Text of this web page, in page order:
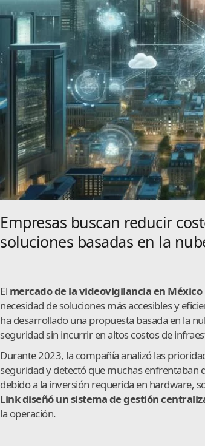
Empresas buscan reducir
soluciones basadas en la
El mercado de la videovigilancia en México
necesidad de soluciones más accesibles y
ha desarrollado una propuesta basada en la
seguridad sin incurrir en altos costos de
Durante 2023, la compañía analizó las
seguridad y detectó que muchas
debido a la inversión requerida en hardware,
Link diseñó un sistema de gestión
la operación.